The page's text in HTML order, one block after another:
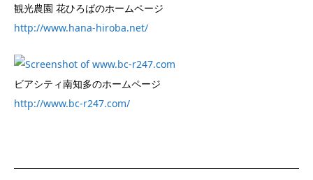
観光農園 花ひろばのホームページ
http://www.hana-hiroba.net/
ビアシティ南知多のホームページ
http://www.bc-r247.com/